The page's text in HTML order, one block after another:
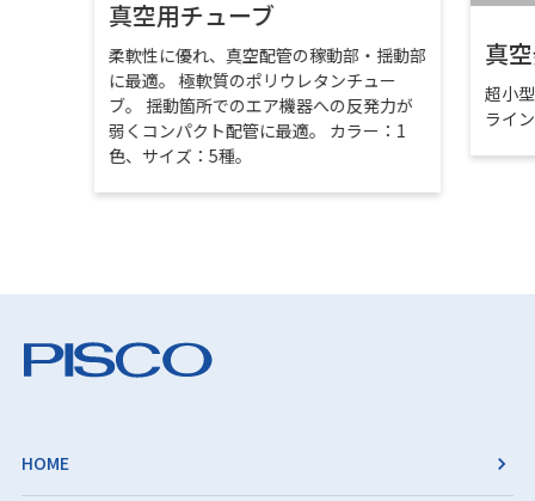
真空用チューブ
柔軟性に優れ、真空配管の稼動部・揺動部
に最適。 極軟質のポリウレタンチュー
ブ。 揺動箇所でのエア機器への反発力が
弱くコンパクト配管に最適。 カラー：1
色、サイズ：5種。
真
超小
ライ
HOME